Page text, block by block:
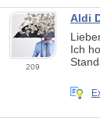
209
Aldi
Ich